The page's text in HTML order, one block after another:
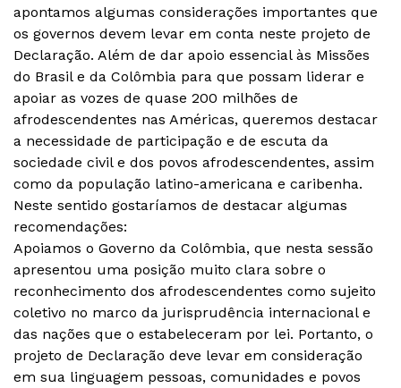
apontamos algumas considerações importantes que
os governos devem levar em conta neste projeto de
Declaração. Além de dar apoio essencial às Missões
do Brasil e da Colômbia para que possam liderar e
apoiar as vozes de quase 200 milhões de
afrodescendentes nas Américas, queremos destacar
a necessidade de participação e de escuta da
sociedade civil e dos povos afrodescendentes, assim
como da população latino-americana e caribenha.
Neste sentido gostaríamos de destacar algumas
recomendações:
Apoiamos o Governo da Colômbia, que nesta sessão
apresentou uma posição muito clara sobre o
reconhecimento dos afrodescendentes como sujeito
coletivo no marco da jurisprudência internacional e
das nações que o estabeleceram por lei. Portanto, o
projeto de Declaração deve levar em consideração
em sua linguagem pessoas, comunidades e povos